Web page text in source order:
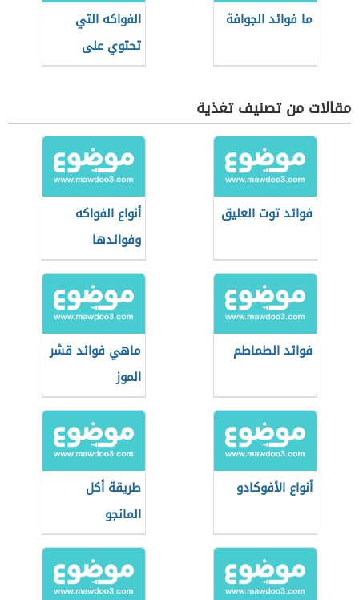
ما فوائد الجوافة
الفواكه التي
تحتوي على
البوتاسيوم
مقالات من تصنيف تغذية
فوائد توت العليق
أنواع الفواكه
وفوائدها
فوائد الطماطم
ماهي فوائد قشر
الموز
أنواع الأفوكادو
طريقة أكل
المانجو